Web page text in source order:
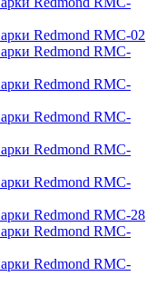
Redmond RMC-02
Redmond RMC-
Redmond RMC-
Redmond RMC-
Redmond RMC-
Redmond RMC-
Redmond RMC-28
Redmond RMC-
Redmond RMC-